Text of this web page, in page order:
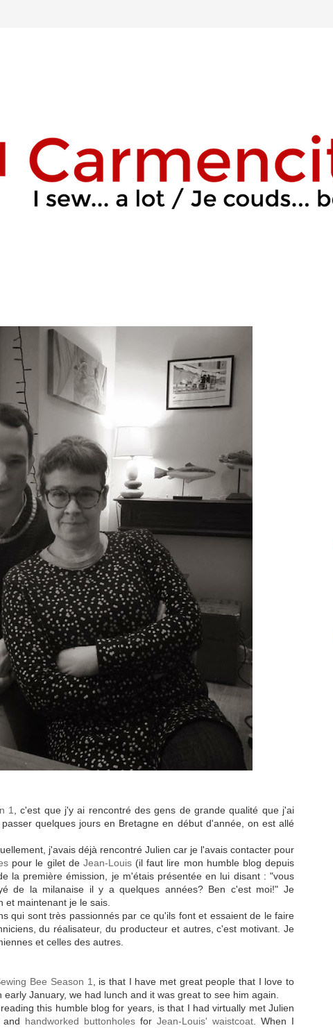
1, c'est que j'y ai rencontré des gens de grande qualité que j'ai
quelques jours en Bretagne en début d'année, on est allé
j'avais déjà rencontré Julien car je l'avais contacter pour
pour le gilet de Jean-Louis (il faut lire mon humble blog depuis
la première émission, je m'étais présentée en lui disant : "vous
de la milanaise il y a quelques années? Ben c'est moi!" Je
et maintenant je le sais.
qui sont très passionnés par ce qu'ils font et essaient de le faire
du réalisateur, du producteur et autres, c'est motivant. Je
et celles des autres.
Bee Season 1, is that I have met great people that I love to
early January, we had lunch and it was great to see him again.
this humble blog for years, is that I had virtually met Julien
and handworked buttonholes for Jean-Louis' waistcoat. When I